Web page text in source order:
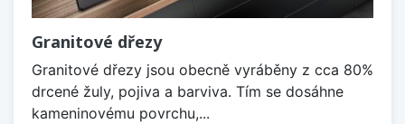
Granitové dřezy
Granitové dřezy jsou obecně vyráběny z cca 80%
drcené žuly, pojiva a barviva. Tím se dosáhne
kameninovému povrchu,...